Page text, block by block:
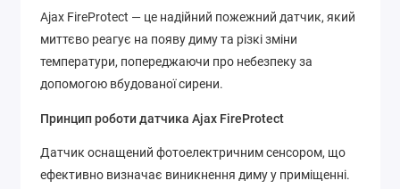
Ajax FireProtect — це надійний пожежний датчик, який
миттєво реагує на появу диму та різкі зміни
температури, попереджаючи про небезпеку за
допомогою вбудованої сирени.
Принцип роботи датчика Ajax FireProtect
Датчик оснащений фотоелектричним сенсором, що
ефективно визначає виникнення диму у приміщенні.